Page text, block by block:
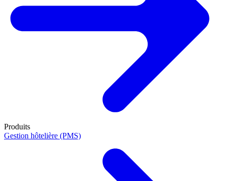
Produits
Gestion hôtelière (PMS)